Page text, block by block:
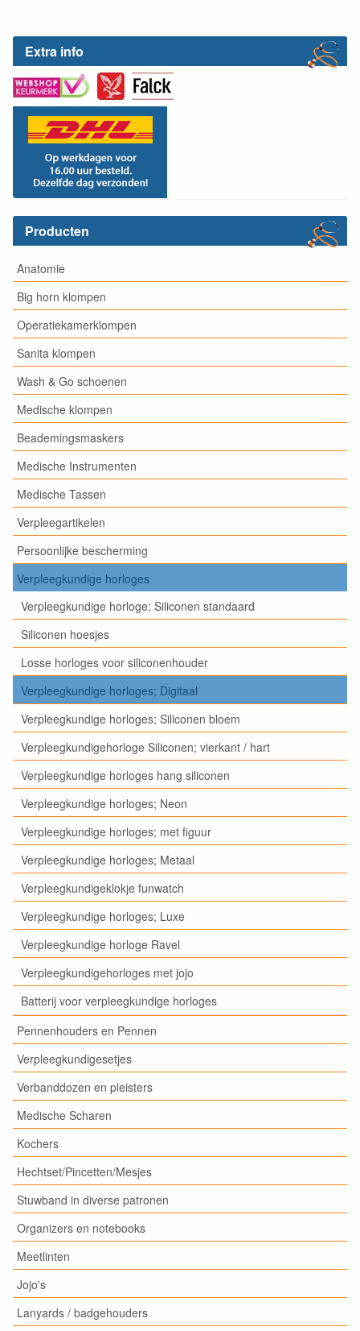
Extra info
Producten
Anatomie
Big horn klompen
Operatiekamerklompen
Sanita klompen
Wash & Go schoenen
Medische klompen
Beademingsmaskers
Medische Instrumenten
Medische Tassen
Verpleegartikelen
Persoonlijke bescherming
Verpleegkundige horloges
Verpleegkundige horloge; Siliconen standaard
Siliconen hoesjes
Losse horloges voor siliconenhouder
Verpleegkundige horloges; Digitaal
Verpleegkundige horloges; Siliconen bloem
Verpleegkundigehorloge Siliconen; vierkant / hart
Verpleegkundige horloges hang siliconen
Verpleegkundige horloges; Neon
Verpleegkundige horloges; met figuur
Verpleegkundige horloges; Metaal
Verpleegkundigeklokje funwatch
Verpleegkundige horloges; Luxe
Verpleegkundige horloge Ravel
Verpleegkundigehorloges met jojo
Batterij voor verpleegkundige horloges
Pennenhouders en Pennen
Verpleegkundigesetjes
Verbanddozen en pleisters
Medische Scharen
Kochers
Hechtset/Pincetten/Mesjes
Stuwband in diverse patronen
Organizers en notebooks
Meetlinten
Jojo's
Lanyards / badgehouders